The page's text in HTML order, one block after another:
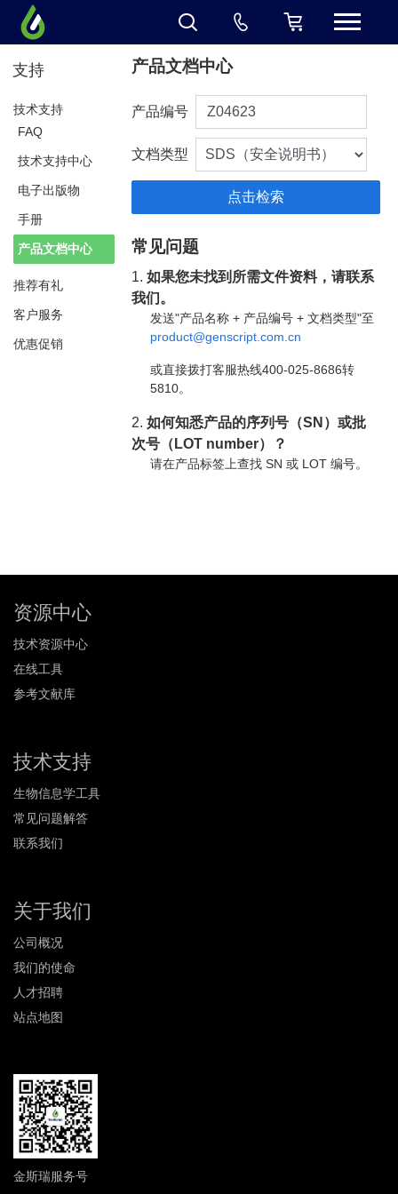
支持
技术支持
FAQ
技术支持中心
电子出版物
手册
产品文档中心
推荐有礼
客户服务
优惠促销
产品文档中心
产品编号
文档类型
常见问题
1.如果您未找到所需文件资料，请联系
我们。
发送"产品名称 + 产品编号 + 文档类型"至
product@genscript.com.cn
或直接拨打客服热线400-025-8686转
5810。
2.如何知悉产品的序列号（SN）或批
次号（LOT number）？
请在产品标签上查找 SN 或 LOT 编号。
资源中心
技术资源中心
在线工具
参考文献库
技术支持
生物信息学工具
常见问题解答
联系我们
关于我们
公司概况
我们的使命
人才招聘
站点地图
金斯瑞服务号